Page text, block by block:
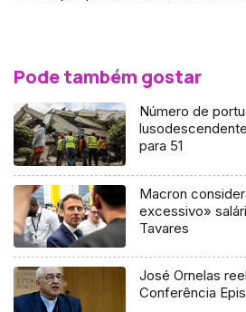
Pode também gostar
Número de
para 51
Macron
excessivo»
Tavares
José Ornelas
Conferência